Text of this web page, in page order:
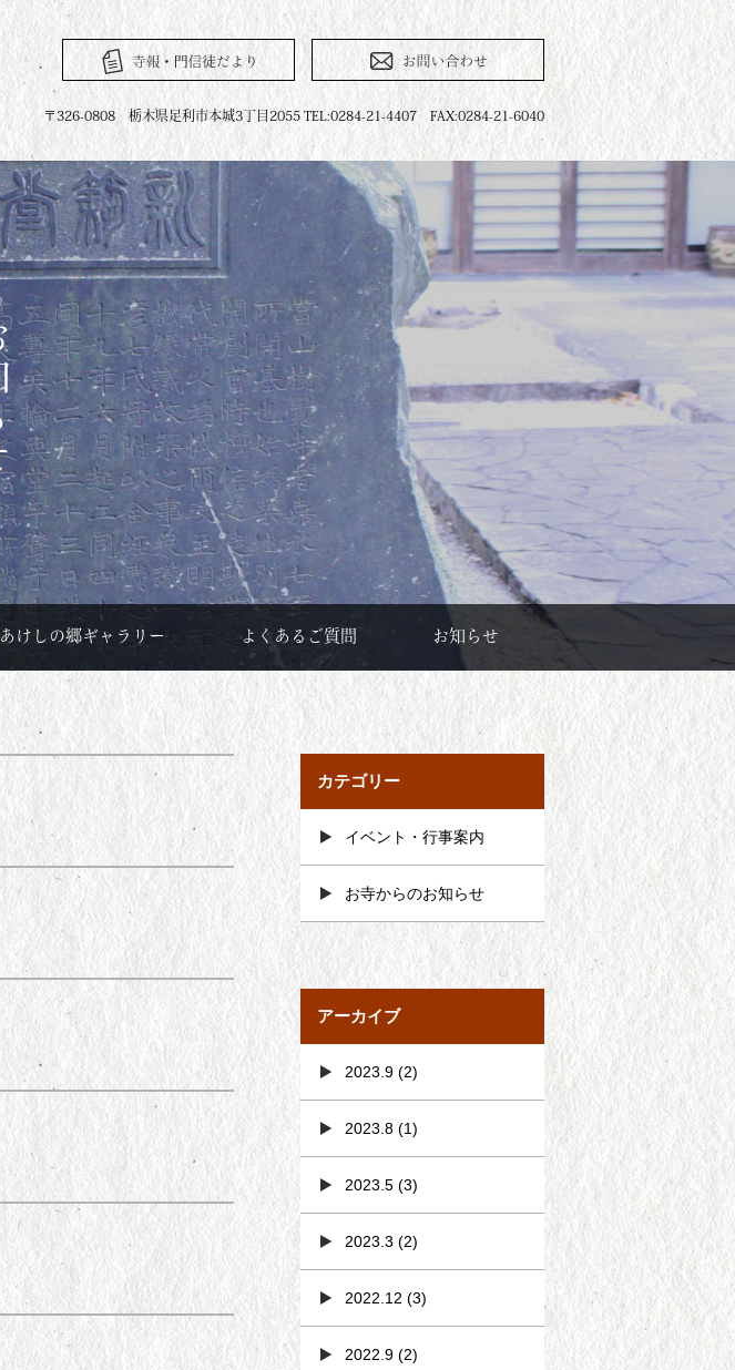
〒326-0808 栃木県足利市本城3丁目2055 TEL:0284-21-4407 FAX:0284-21-6040
あけしの郷ギャラリー よくあるご質問 お知らせ
カテゴリー
イベント・行事案内
お寺からのお知らせ
アーカイブ
2023.9 (2)
2023.8 (1)
2023.5 (3)
2023.3 (2)
2022.12 (3)
2022.9 (2)